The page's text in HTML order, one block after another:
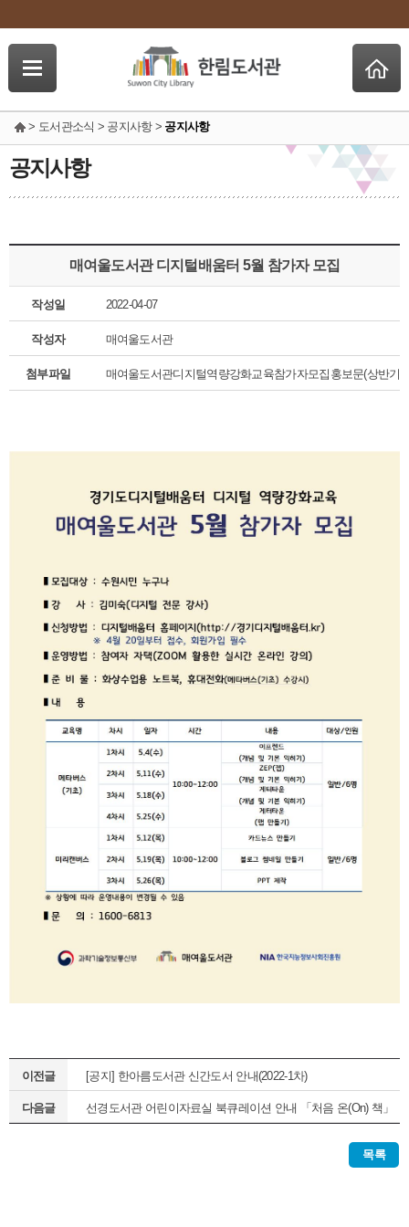
> 도서관소식 > 공지사항 > 공지사항
공지사항
매여울도서관 디지털배움터 5월 참가자 모집
작성일 2022-04-07
작성자 매여울도서관
첨부파일 매여울도서관디지털역량강화교육참가자모집홍보문(상반기
이전글 [공지] 한아름도서관 신간도서 안내(2022-1차)
다음글 선경도서관 어린이자료실 북큐레이션 안내 「처음 온(On) 책」
목록